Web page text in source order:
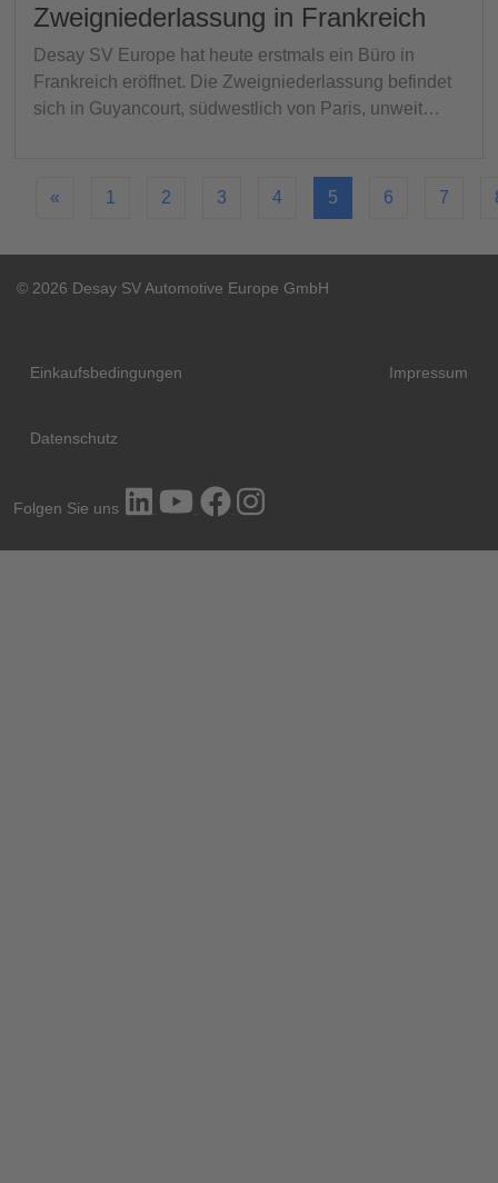
Zweigniederlassung in Frankreich
Desay SV Europe hat heute erstmals ein Büro in
Frankreich eröffnet. Die Zweigniederlassung befindet
sich in Guyancourt, südwestlich von Paris, unweit…
« 1 2 3 4 5 6 7
© 2026 Desay SV Automotive Europe GmbH
Einkaufsbedingungen Impressum
Datenschutz
Folgen Sie uns